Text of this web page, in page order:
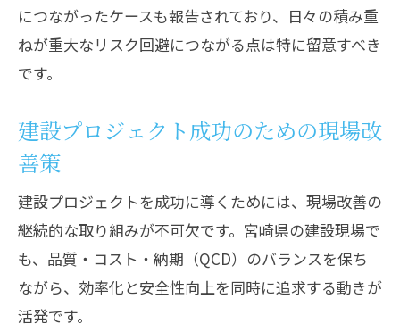
につながったケースも報告されており、日々の積み重
ねが重大なリスク回避につながる点は特に留意すべき
です。
建設プロジェクト成功のための現場改
善策
建設プロジェクトを成功に導くためには、現場改善の
継続的な取り組みが不可欠です。宮崎県の建設現場で
も、品質・コスト・納期（QCD）のバランスを保ち
ながら、効率化と安全性向上を同時に追求する動きが
活発です。